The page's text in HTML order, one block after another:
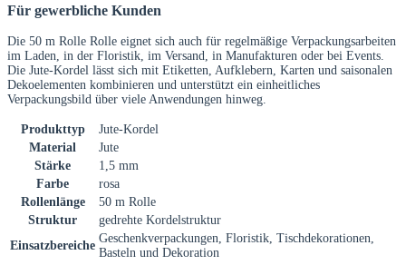
Für gewerbliche Kunden
Die 50 m Rolle Rolle eignet sich auch für regelmäßige Verpackungsarbeiten
im Laden, in der Floristik, im Versand, in Manufakturen oder bei Events.
Die Jute-Kordel lässt sich mit Etiketten, Aufklebern, Karten und saisonalen
Dekoelementen kombinieren und unterstützt ein einheitliches
Verpackungsbild über viele Anwendungen hinweg.
Produkttyp
Jute-Kordel
Material
Jute
Stärke
1,5 mm
Farbe
rosa
Rollenlänge
50 m Rolle
Struktur
gedrehte Kordelstruktur
Einsatzbereiche
Geschenkverpackungen, Floristik, Tischdekorationen,
Basteln und Dekoration